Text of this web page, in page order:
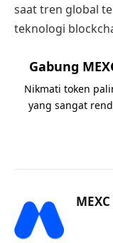
saat tren global
teknologi
Gabung
Nikmati token
yang sangat